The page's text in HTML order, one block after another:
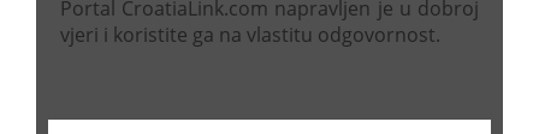
Portal CroatiaLink.com napravljen je u dobroj
vjeri i koristite ga na vlastitu odgovornost.